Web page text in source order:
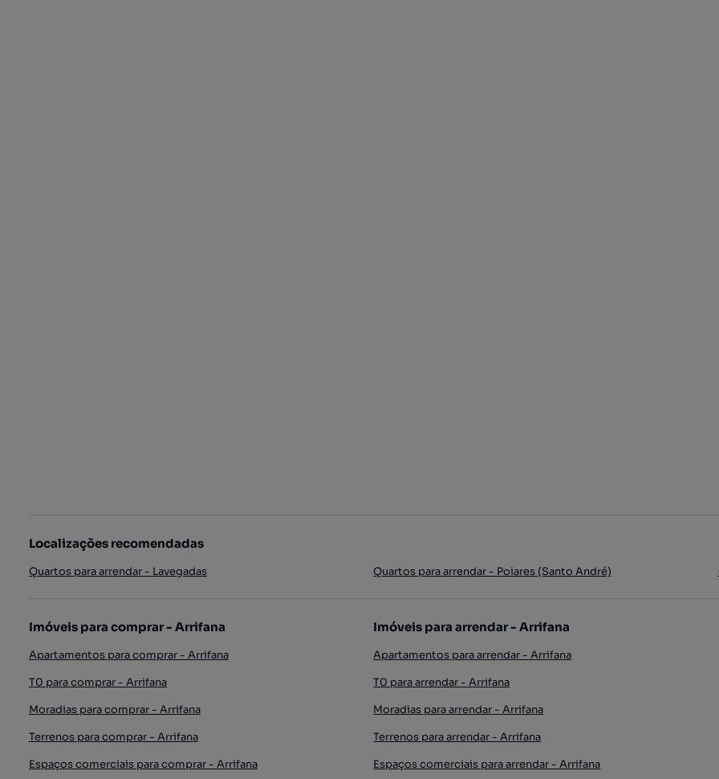
Localizações recomendadas
Quartos para arrendar - Lavegadas Quartos para arrendar - Poiares (Santo André)
Imóveis para comprar - Arrifana
Apartamentos para comprar - Arrifana
T0 para comprar - Arrifana
Moradias para comprar - Arrifana
Terrenos para comprar - Arrifana
Espaços comerciais para comprar - Arrifana
Imóveis para arrendar - Arrifana
Apartamentos para arrendar - Arrifana
T0 para arrendar - Arrifana
Moradias para arrendar - Arrifana
Terrenos para arrendar - Arrifana
Espaços comerciais para arrendar - Arrifana